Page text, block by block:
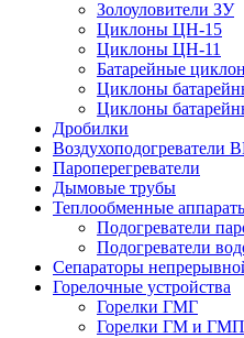
Золоуловители ЗУ
Циклоны ЦН-15
Циклоны ЦН-11
Батарейные
Циклоны
Циклоны
Дробилки
Воздухоподогреватели
Пароперегреватели
Дымовые трубы
Теплообменные
Подогреватели
Подогреватели
Сепараторы
Горелочные устройства
Горелки ГМГ
Горелки ГМ и ГМП